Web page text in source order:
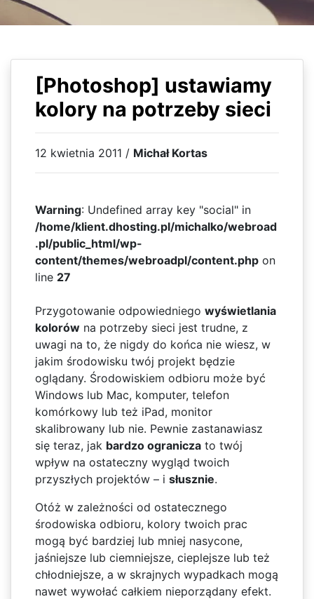
HOSTING
[Photoshop] ustawiamy
kolory na potrzeby sieci
12 kwietnia 2011 / Michał Kortas
Warning: Undefined array key "social" in
/home/klient.dhosting.pl/michalko/webroad
.pl/public_html/wp-
content/themes/webroadpl/content.phpon
line 27
Przygotowanie odpowiedniego wyświetlania
kolorówna potrzeby sieci jest trudne, z
uwagi na to, że nigdy do końca nie wiesz, w
jakim środowisku twój projekt będzie
oglądany. Środowiskiem odbioru może być
Windows lub Mac, komputer, telefon
komórkowy lub też iPad, monitor
skalibrowany lub nie. Pewnie zastanawiasz
się teraz, jak bardzo ograniczato twój
wpływ na ostateczny wygląd twoich
przyszłych projektów – i słusznie.
Otóż w zależności od ostatecznego
środowiska odbioru, kolory twoich prac
mogą być bardziej lub mniej nasycone,
jaśniejsze lub ciemniejsze, cieplejsze lub też
chłodniejsze, a w skrajnych wypadkach mogą
nawet wywołać całkiem nieporządany efekt.